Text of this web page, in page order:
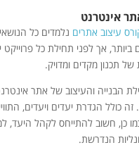
אינטרנט
עיצוב אתרים נלמדים כל
ביותר, אך לפני תחילת כל פרוייקט
תכנון מקדים ומדויק.
הבנייה והעיצוב של אתר
כולל הגדרת יעדים ויעדים,
כן, חשוב להתייחס לקהל היעד,
הנדרשת.